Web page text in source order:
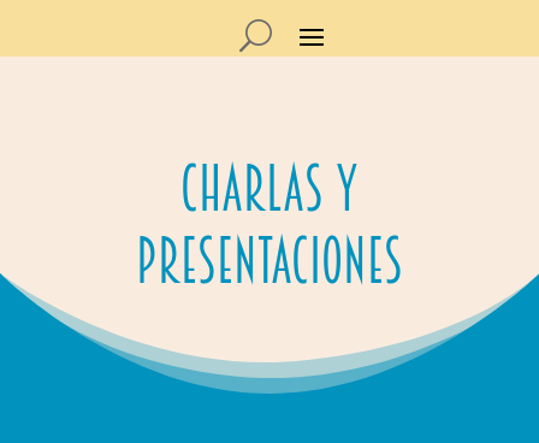
Charlas y
Presentaciones